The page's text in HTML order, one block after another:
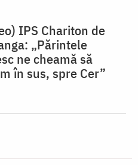
IPS Chariton de
„Părintele
ne cheamă să
în sus, spre Cer”